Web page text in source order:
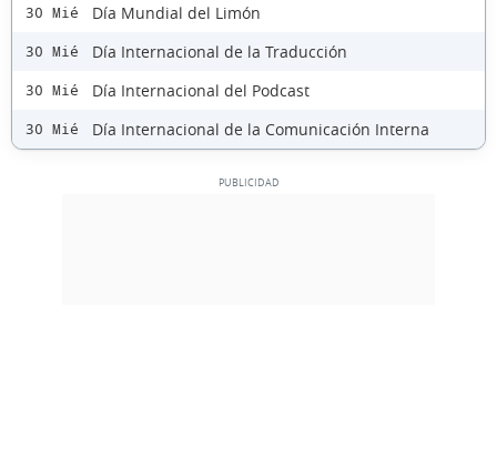
30 Mié Día Mundial del Limón
30 Mié Día Internacional de la Traducción
30 Mié Día Internacional del Podcast
30 Mié Día Internacional de la Comunicación Interna